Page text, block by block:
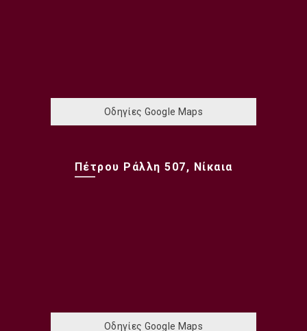
Οδηγίες Google Maps
Πέτρου Ράλλη 507, Νίκαια
Οδηγίες Google Maps